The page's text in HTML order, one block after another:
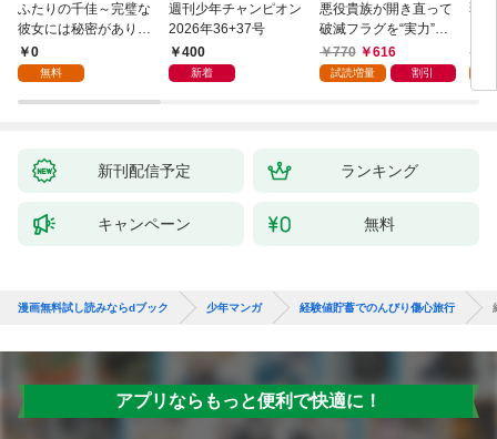
ふたりの千佳～完璧な
彼女には秘密がありま
した(1)
0
無料
週刊少年チャンピオン
2026年36+37号
400
新着
悪役貴族が開き直って
破滅フラグを“実力”で
叩き折っていたら、い
つの間にかヒロイン達
770 616
試読増量 割引
弱
新刊配信予定 ランキング
キャンペーン 無料
漫画無料試し読みならdブック 少年マンガ 経験値貯蓄でのんびり傷心旅行
アプリならもっと便利で快適に！